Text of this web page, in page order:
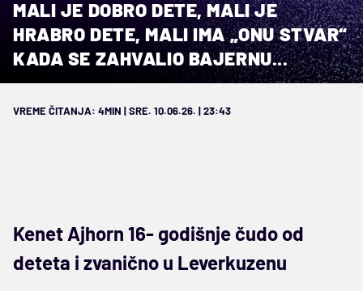
MALI JE DOBRO DETE, MALI JE
HRABRO DETE, MALI IMA „ONU STVAR“
KADA SE ZAHVALIO BAJERNU...
VREME ČITANJA: 4MIN | SRE. 10.06.26. | 23:43
Kenet Ajhorn 16- godišnje čudo od
deteta i zvanično u Leverkuzenu